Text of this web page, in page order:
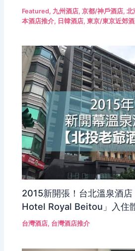
Featured, 九州酒店,京都/神戶酒店,北
本酒店推介, 日韓酒店,東京/東京近郊
2015新開張！台北溫泉酒
Hotel Royal Beitou」入住
台灣酒店, 台灣酒店推介